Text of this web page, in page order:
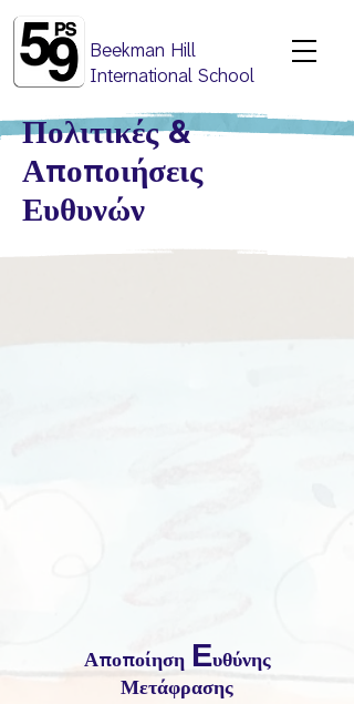
Beekman Hill
International School
Πολιτικές&
Αποποιήσεις
Ευθυνών
Αποποίηση Ευθύνης
Μετάφρασης